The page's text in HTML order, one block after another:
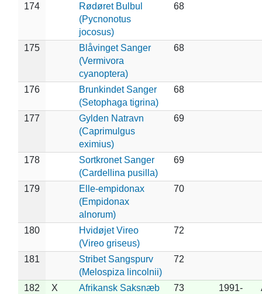
174
Rødøret Bulbul
(Pycnonotus
jocosus)
68
175
Blåvinget Sanger
(Vermivora
cyanoptera)
68
176
Brunkindet Sanger
(Setophaga tigrina)
68
177
Gylden Natravn
(Caprimulgus
eximius)
69
178
Sortkronet Sanger
(Cardellina pusilla)
69
179
Elle-empidonax
(Empidonax
alnorum)
70
180
Hvidøjet Vireo
(Vireo griseus)
72
181
Stribet Sangspurv
(Melospiza lincolnii)
72
182 X
Afrikansk Saksnæb
73
1991-